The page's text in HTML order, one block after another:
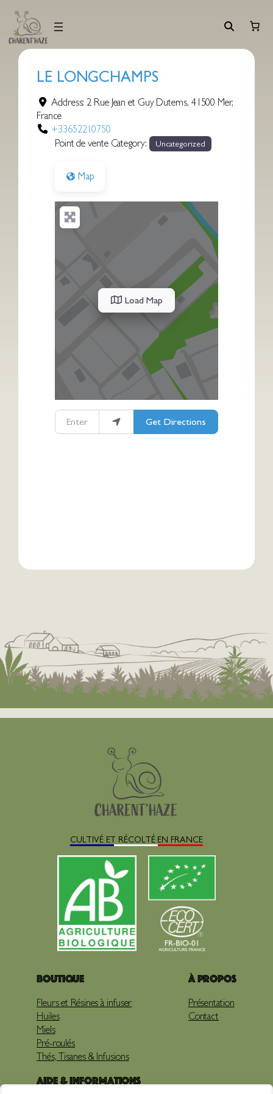
contenu
LE LONGCHAMPS
Address: 2 Rue Jean et Guy Dutems, 41500 Mer,
France
+33652210750
Point de vente Category:
Uncategorized
Map
Load Map
Enter your location
Get Directions
CULTIVÉ ET RÉCOLTÉ EN FRANCE
Boutique
Fleurs et Résines à infuser
Huiles
Miels
Pré-roulés
Thés, Tisanes & Infusions
À propos
Présentation
Contact
Aide & Informations